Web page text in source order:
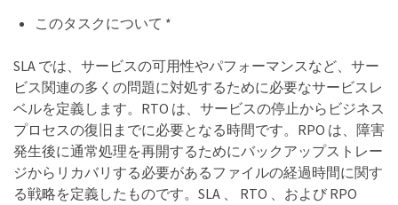
このタスクについて *
SLA では、サービスの可用性やパフォーマンスなど、サー
ビス関連の多くの問題に対処するために必要なサービスレ
ベルを定義します。RTO は、サービスの停止からビジネス
プロセスの復旧までに必要となる時間です。RPO は、障害
発生後に通常処理を再開するためにバックアップストレー
ジからリカバリする必要があるファイルの経過時間に関す
る戦略を定義したものです。SLA 、 RTO 、および RPO